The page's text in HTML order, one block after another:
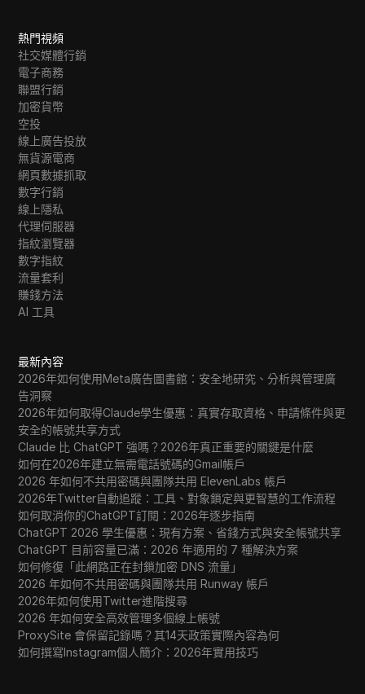
熱門視頻
社交媒體行銷
電子商務
聯盟行銷
加密貨幣
空投
線上廣告投放
無貨源電商
網頁數據抓取
數字行銷
線上隱私
代理伺服器
指紋瀏覽器
數字指紋
流量套利
賺錢方法
AI 工具
最新內容
2026年如何使用Meta廣告圖書館：安全地研究、分析與管理廣
告洞察
2026年如何取得Claude學生優惠：真實存取資格、申請條件與更
安全的帳號共享方式
Claude 比 ChatGPT 強嗎？2026年真正重要的關鍵是什麼
如何在2026年建立無需電話號碼的Gmail帳戶
2026 年如何不共用密碼與團隊共用 ElevenLabs 帳戶
2026年Twitter自動追蹤：工具、對象鎖定與更智慧的工作流程
如何取消你的ChatGPT訂閱：2026年逐步指南
ChatGPT 2026 學生優惠：現有方案、省錢方式與安全帳號共享
ChatGPT 目前容量已滿：2026 年適用的 7 種解決方案
如何修復「此網路正在封鎖加密 DNS 流量」
2026 年如何不共用密碼與團隊共用 Runway 帳戶
2026年如何使用Twitter進階搜尋
2026 年如何安全高效管理多個線上帳號
ProxySite 會保留記錄嗎？其14天政策實際內容為何
如何撰寫Instagram個人簡介：2026年實用技巧